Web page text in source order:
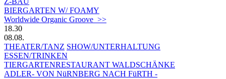
BIERGARTEN W/ FOAMY
Worldwide Organic Groove >>
18.30
08.08.
THEATER/TANZ SHOW/UNTERHALTUNG
ESSEN/TRINKEN
TIERGARTEN­RESTAURANT WALDSCHÄNKE
ADLER- VON NüRNBERG NACH FüRTH -